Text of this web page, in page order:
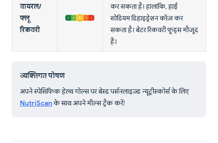
वायरल/
फ्लू
रिकवरी
कर सकता है। हालांकि, हाई
सोडियम डिहाइड्रेशन कॉज़ कर
सकता है। बेटर रिकवरी फूड्स मौजूद
हैं।
व्यक्तिगत पोषण
अपने स्पेसिफिक हेल्थ गोल्स पर बेस्ड पर्सनलाइज़्ड न्यूट्रीस्कोर्स के लिए
NutriScanके साथ अपने मील्स ट्रैक करें!